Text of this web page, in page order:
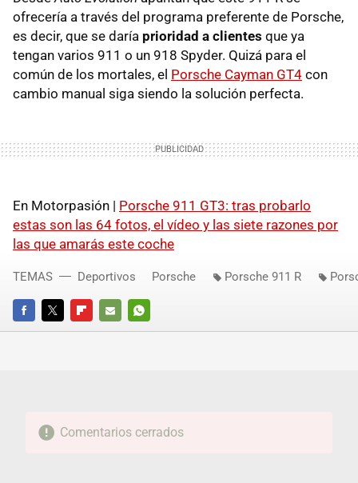
ofrecería a través del programa preferente de Porsche,
es decir, que se daría prioridad a clientes que ya
tengan varios 911 o un 918 Spyder. Quizá para el
común de los mortales, el Porsche Cayman GT4 con
cambio manual siga siendo la solución perfecta.
En Motorpasión | Porsche 911 GT3: tras probarlo
estas son las 64 fotos, el vídeo y las siete razones por
las que amarás este coche
FACEBOOKTWITTERFLIPBOARD
E-
WHATSAPP
TEMAS Deportivos Porsche Porsche 911 R
Comentarios cerrados